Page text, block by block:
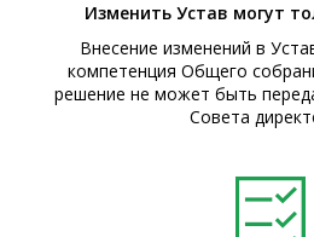
Изменить Устав могут
Внесение изменений в
компетенция Общего
решение не может быть
Совета